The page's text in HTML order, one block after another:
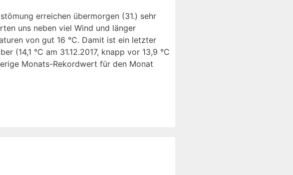
erreichen übermorgen (31.) sehr
uns neben viel Wind und länger
von gut 16 °C. Damit ist ein letzter
(14,1 °C am 31.12.2017, knapp vor 13,9 °C
Monats-Rekordwert für den Monat